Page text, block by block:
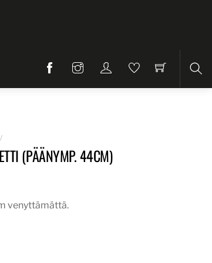
(PÄÄNYMP. 44CM)
venyttämättä.